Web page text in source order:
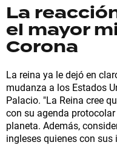
La
el mayor
Corona
La reina ya le dejó en
mudanza a los Estados
Palacio. "La Reina cree
con su agenda
planeta. Además,
ingleses quienes con